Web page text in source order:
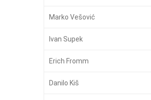
Marko Vešović
Ivan Supek
Erich Fromm
Danilo Kiš